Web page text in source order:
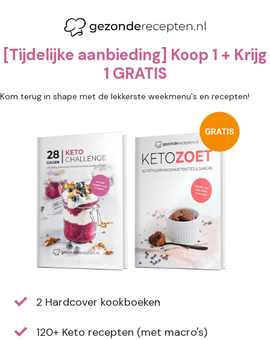
inhoud
[Tijdelijke aanbieding] Koop 1 + Krijg
1 GRATIS
Kom terug in shape met de lekkerste weekmenu's en recepten!
2 Hardcover kookboeken
120+ Keto recepten (met macro's)